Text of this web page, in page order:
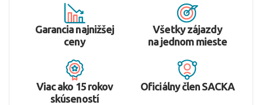
Garancia najnižšej
ceny
Všetky zájazdy
na jednom mieste
Viac ako 15 rokov
skúseností
Oficiálny člen SACKA